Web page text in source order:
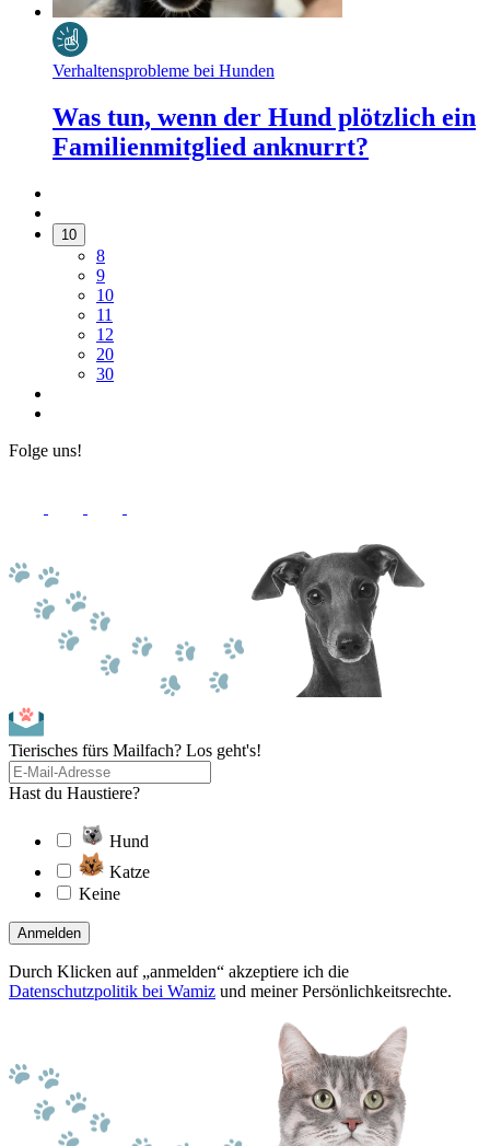
Verhaltensprobleme bei Hunden
Was tun, wenn der Hund plötzlich ein
Familienmitglied anknurrt?
10
8
9
10
11
12
20
30
Folge uns!
Tierisches fürs Mailfach? Los geht's!
Hast du Haustiere?
Hund
Katze
Keine
Anmelden
Durch Klicken auf „anmelden“ akzeptiere ich die
Datenschutzpolitik bei Wamiz und meiner Persönlichkeitsrechte.